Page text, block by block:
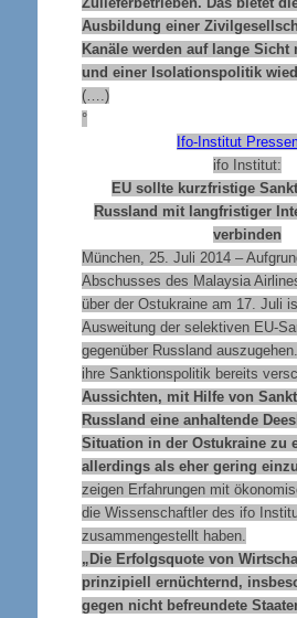
Ausbildung einer
Kanäle werden auf lange Sicht
und einer Isolationspolitik
(….)
°
Ifo-Institut
ifo Institut:
EU sollte kurzfristige
Russland mit langfristiger
verbinden
München, 25. Juli 2014 –
Abschusses des Malaysia
über der Ostukraine am 17. Juli
Ausweitung der selektiven EU-
gegenüber Russland
ihre Sanktionspolitik bereits
Aussichten, mit Hilfe von
Russland eine anhaltende
Situation in der Ostukraine zu
allerdings als eher gering
zeigen Erfahrungen mit
die Wissenschaftler des ifo
zusammengestellt haben.
„Die Erfolgsquote von
prinzipiell ernüchternd,
gegen nicht befreundete